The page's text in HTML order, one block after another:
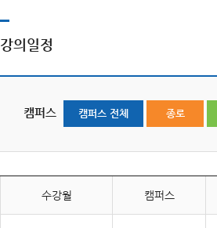
강의일정
캠퍼스 캠퍼스 전체 종로
수강월 캠퍼스